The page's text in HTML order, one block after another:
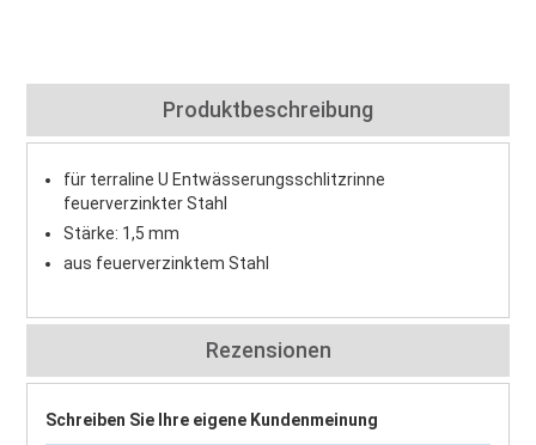
Produktbeschreibung
für terraline U Entwässerungsschlitzrinne
feuerverzinkter Stahl
Stärke: 1,5 mm
aus feuerverzinktem Stahl
Rezensionen
Schreiben Sie Ihre eigene Kundenmeinung